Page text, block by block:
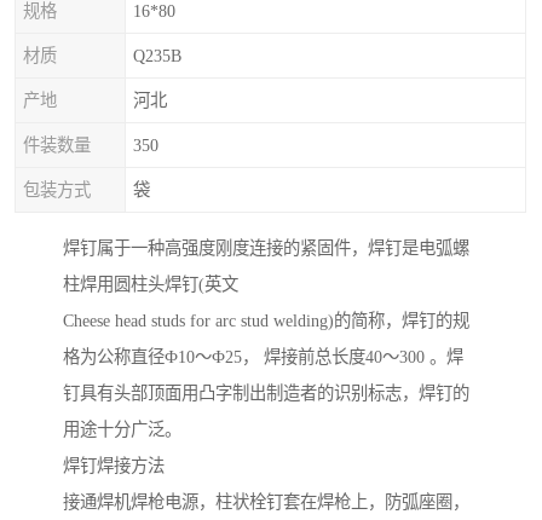
规格 16*80
材质 Q235B
产地 河北
件装数量 350
包装方式 袋
焊钉属于一种高强度刚度连接的紧固件，焊钉是电弧螺
柱焊用圆柱头焊钉(英文
Cheese head studs for arc stud welding)的简称，焊钉的规
格为公称直径Ф10～Ф25， 焊接前总长度40～300 。焊
钉具有头部顶面用凸字制出制造者的识别标志，焊钉的
用途十分广泛。
焊钉焊接方法
接通焊机焊枪电源，柱状栓钉套在焊枪上，防弧座圈，